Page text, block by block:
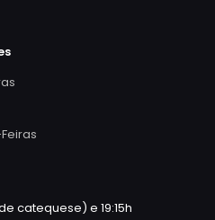
catequese) e 19:15h